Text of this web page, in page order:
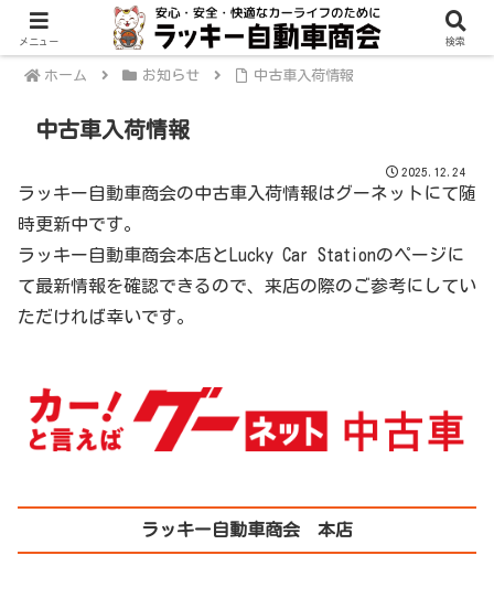
ホーム お知らせ 中古車入荷情報
中古車入荷情報
2025.12.24
ラッキー自動車商会の中古車入荷情報はグーネットにて随
時更新中です。
ラッキー自動車商会本店とLucky Car Stationのページに
て最新情報を確認できるので、来店の際のご参考にしてい
ただければ幸いです。
ラッキー自動車商会 本店
メニュー 検索